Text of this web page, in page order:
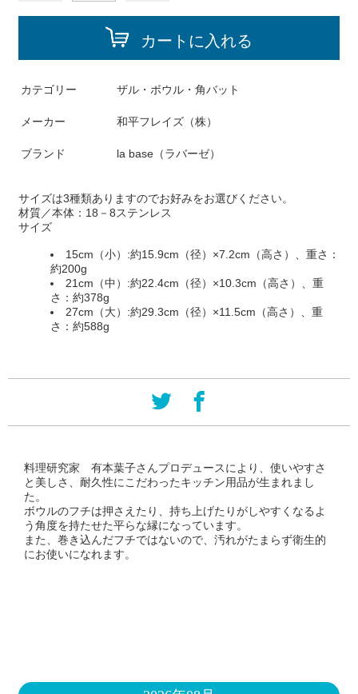
カートに入れる
カテゴリー ザル・ボウル・角バット
メーカー 和平フレイズ（株）
ブランド la base（ラバーゼ）
サイズは3種類ありますのでお好みをお選びください。
材質／本体：18－8ステンレス
サイズ
15cm（小） :約15.9cm（径）×7.2cm（高さ）、重さ：
約200g
21cm（中） :約22.4cm（径）×10.3cm（高さ）、重
さ：約378g
27cm（大） :約29.3cm（径）×11.5cm（高さ）、重
さ：約588g
料理研究家 有本葉子さんプロデュースにより、使いやすさ
と美しさ、耐久性にこだわったキッチン用品が生まれまし
た。
ボウルのフチは押さえたり、持ち上げたりがしやすくなるよ
う角度を持たせた平らな縁になっています。
また、巻き込んだフチではないので、汚れがたまらず衛生的
にお使いになれます。